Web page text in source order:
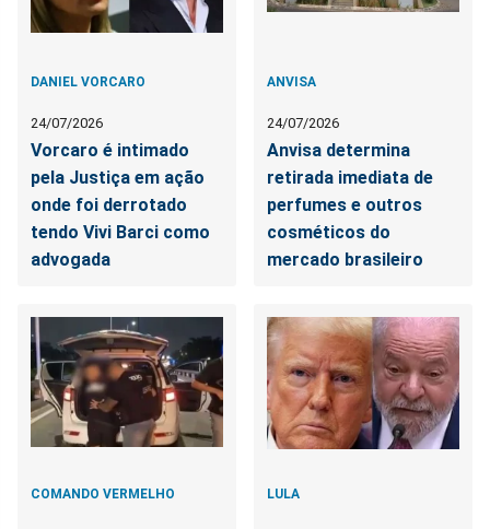
DANIEL VORCARO
24/07/2026
Vorcaro é intimado
pela Justiça em ação
onde foi derrotado
tendo Vivi Barci como
advogada
ANVISA
24/07/2026
Anvisa determina
retirada imediata de
perfumes e outros
cosméticos do
mercado brasileiro
COMANDO VERMELHO LULA